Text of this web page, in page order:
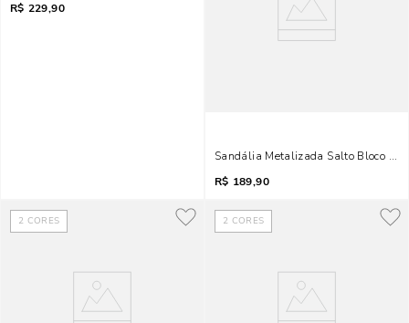
R$ 229,90
Sandália Metalizada Salto Bloco
R$ 189,90
2 CORES 2 CORES